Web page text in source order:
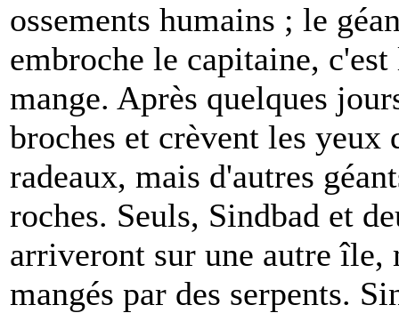
ossements humains ; le
embroche le capitaine,
mange. Après quelques
broches et crèvent les yeux
radeaux, mais d'autres
roches. Seuls, Sindbad et
arriveront sur une autre île,
mangés par des serpents.